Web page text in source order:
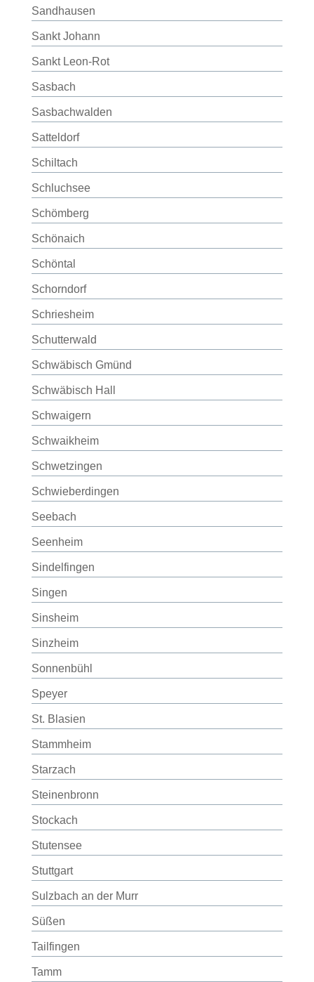
Sandhausen
Sankt Johann
Sankt Leon-Rot
Sasbach
Sasbachwalden
Satteldorf
Schiltach
Schluchsee
Schömberg
Schönaich
Schöntal
Schorndorf
Schriesheim
Schutterwald
Schwäbisch Gmünd
Schwäbisch Hall
Schwaigern
Schwaikheim
Schwetzingen
Schwieberdingen
Seebach
Seenheim
Sindelfingen
Singen
Sinsheim
Sinzheim
Sonnenbühl
Speyer
St. Blasien
Stammheim
Starzach
Steinenbronn
Stockach
Stutensee
Stuttgart
Sulzbach an der Murr
Süßen
Tailfingen
Tamm